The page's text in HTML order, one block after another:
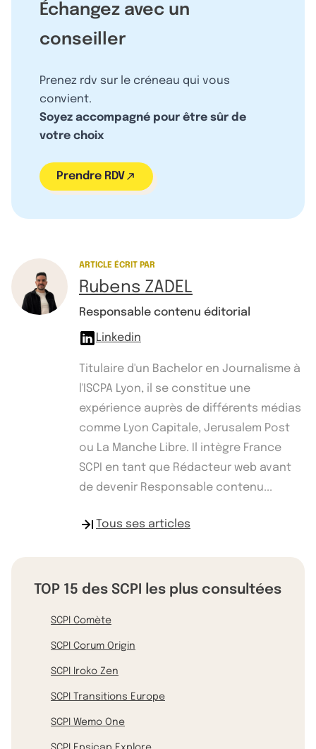
Échangez avec un
conseiller
Prenez rdv sur le créneau qui vous
convient.
Soyez accompagné pour être sûr de
votre choix
Prendre RDV
ARTICLE ÉCRIT PAR
Rubens ZADEL
Responsable contenu éditorial
Linkedin
Titulaire d'un Bachelor en Journalisme à
l'ISCPA Lyon, il se constitue une
expérience auprès de différents médias
comme Lyon Capitale, Jerusalem Post
ou La Manche Libre. Il intègre France
SCPI en tant que Rédacteur web avant
de devenir Responsable contenu...
Tous ses articles
TOP 15 des SCPI les plus consultées
SCPI Comète
SCPI Corum Origin
SCPI Iroko Zen
SCPI Transitions Europe
SCPI Wemo One